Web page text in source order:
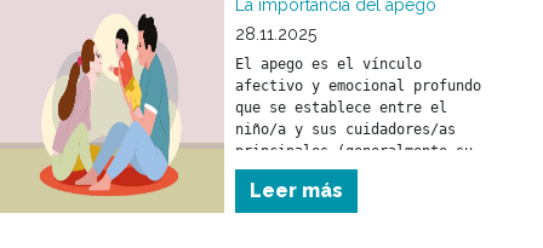
La importancia del apego
28.11.2025
El apego es el vínculo
afectivo y emocional profundo
que se establece entre el
niño/a y sus cuidadores/as
principales (generalmente su
madre y/o padre) desde los
primeros meses de vida.
Leer más